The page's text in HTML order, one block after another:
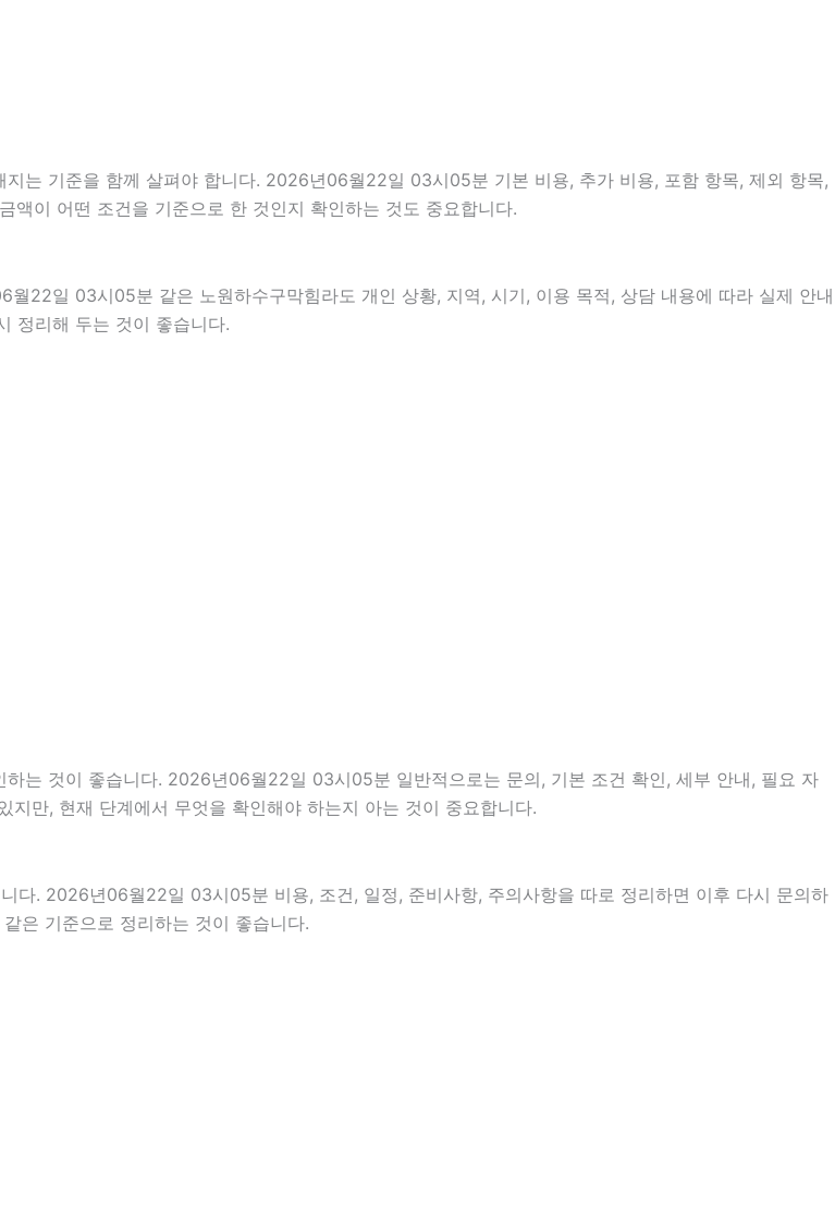
는 기준을 함께 살펴야 합니다. 2026년06월22일 03시05분 기본 비용, 추가 비용, 포함 항목, 제외 항목,
액이 어떤 조건을 기준으로 한 것인지 확인하는 것도 중요합니다.
22일 03시05분 같은 노원하수구막힘라도 개인 상황, 지역, 시기, 이용 목적, 상담 내용에 따라 실제 안내
정리해 두는 것이 좋습니다.
는 것이 좋습니다. 2026년06월22일 03시05분 일반적으로는 문의, 기본 조건 확인, 세부 안내, 필요 자
만, 현재 단계에서 무엇을 확인해야 하는지 아는 것이 중요합니다.
다. 2026년06월22일 03시05분 비용, 조건, 일정, 준비사항, 주의사항을 따로 정리하면 이후 다시 문의하
은 기준으로 정리하는 것이 좋습니다.